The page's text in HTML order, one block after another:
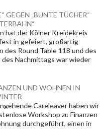
GEGEN „BUNTE TÜCHER“
hat der Kölner Kreidekreis
in gefeiert, großartig
Round Table 118 und des
Nachmittags war wieder
UND WOHNEN IN
Careleaver haben wir
Workshop zu Finanzen
durchgeführt, einen in